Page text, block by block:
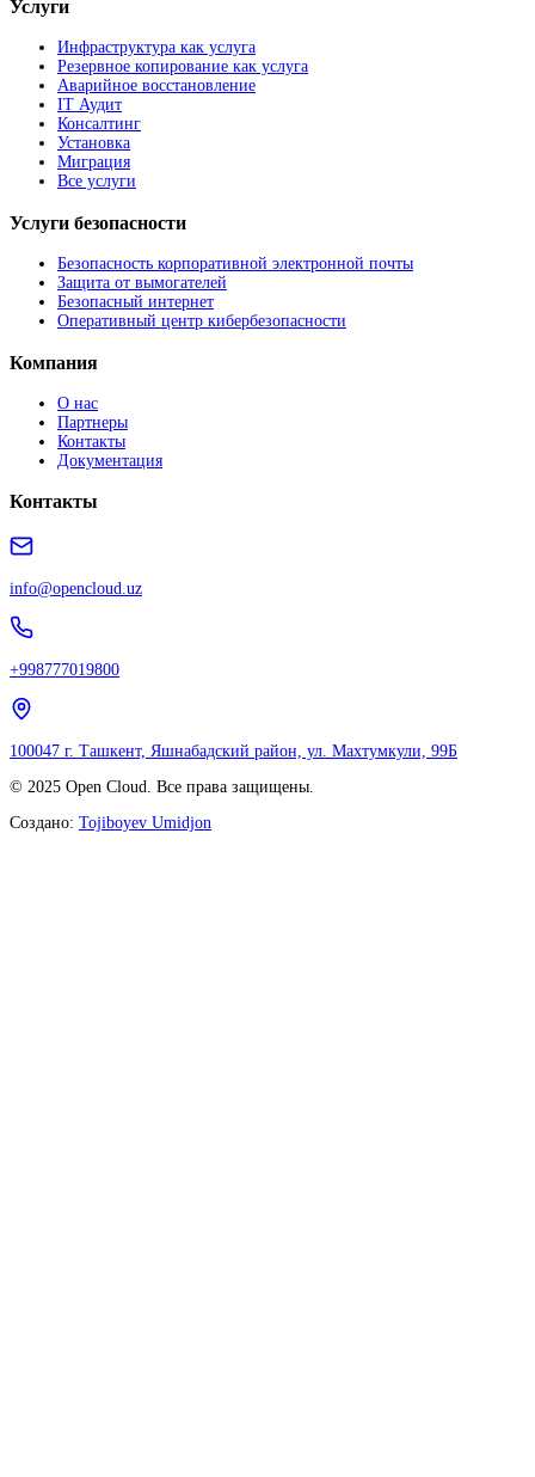
Услуги
Инфраструктура как услуга
Резервное копирование как услуга
Аварийное восстановление
IT Аудит
Консалтинг
Установка
Миграция
Все услуги
Услуги безопасности
Безопасность корпоративной электронной почты
Защита от вымогателей
Безопасный интернет
Оперативный центр кибербезопасности
Компания
О нас
Партнеры
Контакты
Документация
Контакты
info@opencloud.uz
+998777019800
100047 г. Ташкент, Яшнабадский район, ул. Махтумкули, 99Б
© 2025 Open Cloud. Все права защищены.
Создано: Tojiboyev Umidjon